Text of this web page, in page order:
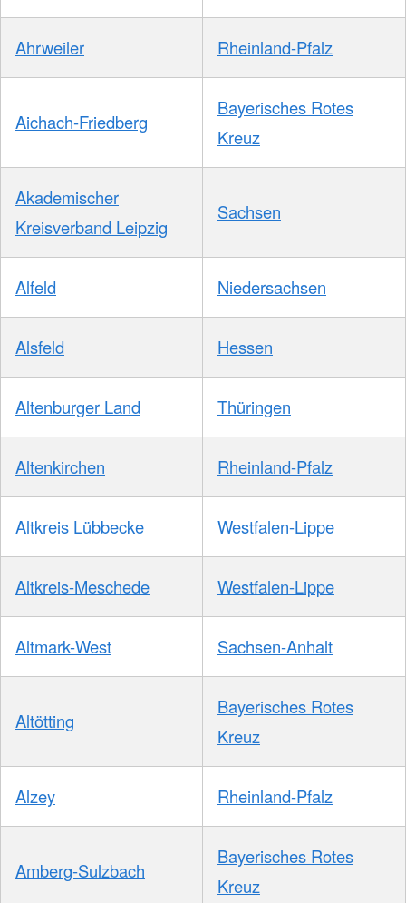
Ahrweiler Rheinland-Pfalz
Aichach-Friedberg
Bayerisches Rotes
Kreuz
Akademischer
Kreisverband Leipzig
Sachsen
Alfeld Niedersachsen
Alsfeld Hessen
Altenburger Land Thüringen
Altenkirchen Rheinland-Pfalz
Altkreis Lübbecke Westfalen-Lippe
Altkreis-Meschede Westfalen-Lippe
Altmark-West Sachsen-Anhalt
Altötting
Bayerisches Rotes
Kreuz
Alzey Rheinland-Pfalz
Amberg-Sulzbach
Bayerisches Rotes
Kreuz